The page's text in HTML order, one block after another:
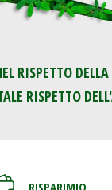
RISPETTO
RISPETTO
RISPARIMIO